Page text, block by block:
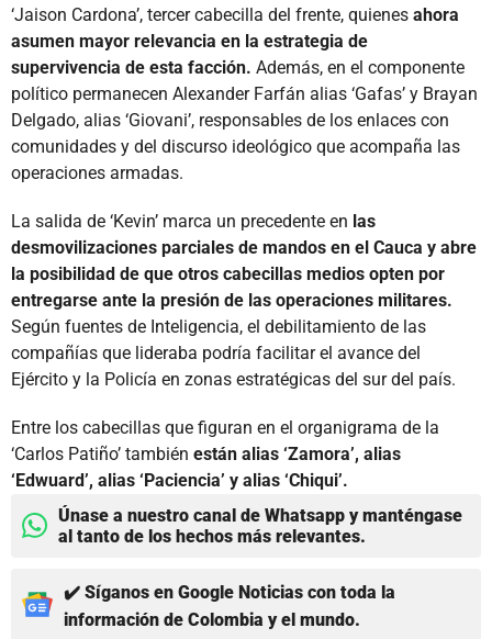
‘Jaison Cardona’, tercer cabecilla del frente, quienes ahora
asumen mayor relevancia en la estrategia de
supervivencia de esta facción. Además, en el componente
político permanecen Alexander Farfán alias ‘Gafas’ y Brayan
Delgado, alias ‘Giovani’, responsables de los enlaces con
comunidades y del discurso ideológico que acompaña las
operaciones armadas.
La salida de ‘Kevin’ marca un precedente en las
desmovilizaciones parciales de mandos en el Cauca y abre
la posibilidad de que otros cabecillas medios opten por
entregarse ante la presión de las operaciones militares.
Según fuentes de Inteligencia, el debilitamiento de las
compañías que lideraba podría facilitar el avance del
Ejército y la Policía en zonas estratégicas del sur del país.
Entre los cabecillas que figuran en el organigrama de la
‘Carlos Patiño’ también están alias ‘Zamora’, alias
‘Edwuard’, alias ‘Paciencia’ y alias ‘Chiqui’.
Únase a nuestro canal de Whatsapp y manténgase
al tanto de los hechos más relevantes.
✔️ Síganos en Google Noticias con toda la
información de Colombia y el mundo.